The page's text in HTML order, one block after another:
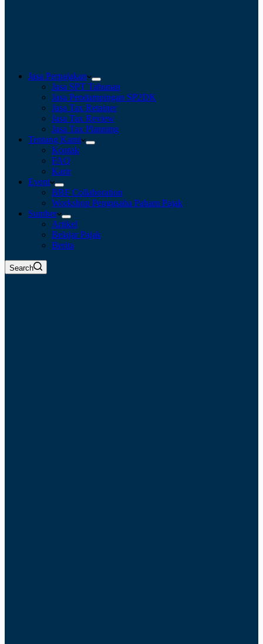
Jasa Perpajakan
Jasa SPT Tahunan
Jasa Pendampingan SP2DK
Jasa Tax Retainer
Jasa Tax Review
Jasa Tax Planning
Tentang Kami
Kontak
FAQ
Karir
Event
BBF Collaboration
Workshop Pengusaha Paham Pajak
Sumber
Artikel
Belajar Pajak
Berita
Search